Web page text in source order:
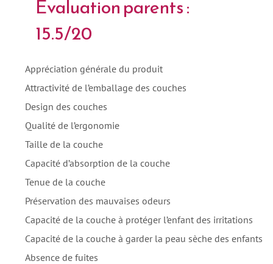
Évaluation parents :
15.5/20
Appréciation générale du produit
Attractivité de l’emballage des couches
Design des couches
Qualité de l’ergonomie
Taille de la couche
Capacité d’absorption de la couche
Tenue de la couche
Préservation des mauvaises odeurs
Capacité de la couche à protéger l’enfant des irritations
Capacité de la couche à garder la peau sèche des enfants
Absence de fuites